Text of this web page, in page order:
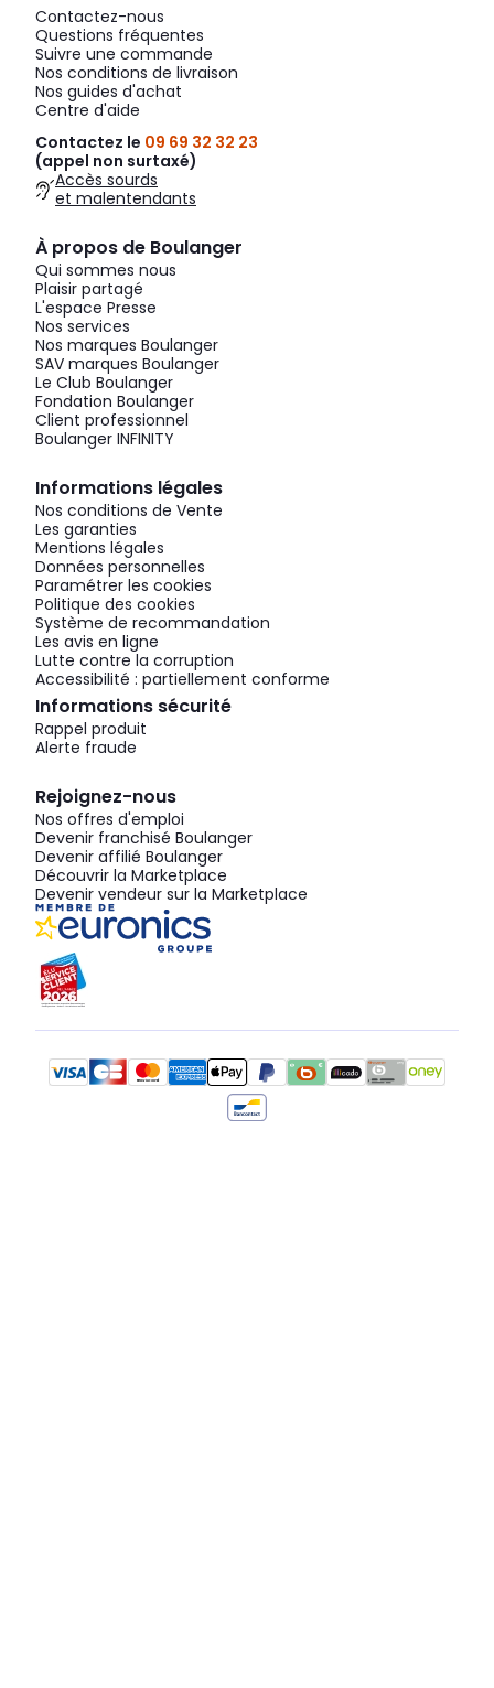
Contactez-nous
Questions fréquentes
Suivre une commande
Nos conditions de livraison
Nos guides d'achat
Centre d'aide
Contactez le 09 69 32 32 23
(appel non surtaxé)
Accès sourds
et malentendants
À propos de Boulanger
Qui sommes nous
Plaisir partagé
L'espace Presse
Nos services
Nos marques Boulanger
SAV marques Boulanger
Le Club Boulanger
Fondation Boulanger
Client professionnel
Boulanger INFINITY
Informations légales
Nos conditions de Vente
Les garanties
Mentions légales
Données personnelles
Paramétrer les cookies
Politique des cookies
Système de recommandation
Les avis en ligne
Lutte contre la corruption
Accessibilité : partiellement conforme
Informations sécurité
Rappel produit
Alerte fraude
Rejoignez-nous
Nos offres d'emploi
Devenir franchisé Boulanger
Devenir affilié Boulanger
Découvrir la Marketplace
Devenir vendeur sur la Marketplace